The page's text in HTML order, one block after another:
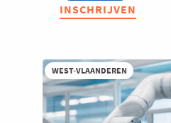
Vereenvoudig
met
AI
en
RPA
INSCHRIJVEN
WEST-VLAANDEREN